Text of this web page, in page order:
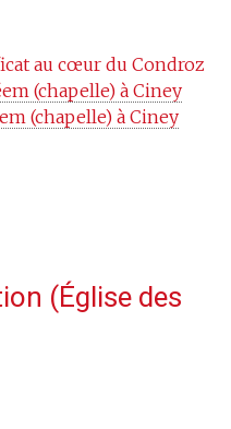
au cœur du Condroz
(chapelle) à Ciney
(chapelle) à Ciney
(Église des